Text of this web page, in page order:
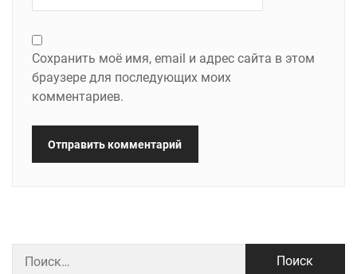
Сохранить моё имя, email и адрес сайта в этом
браузере для последующих моих
комментариев.